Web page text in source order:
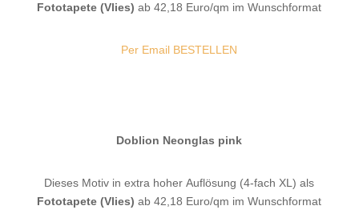
Fototapete (Vlies)ab 42,18 Euro/qm im Wunschformat
Per Email BESTELLEN
Doblion Neonglas pink
Dieses Motiv in extra hoher Auflösung (4-fach XL) als
Fototapete (Vlies)ab 42,18 Euro/qm im Wunschformat